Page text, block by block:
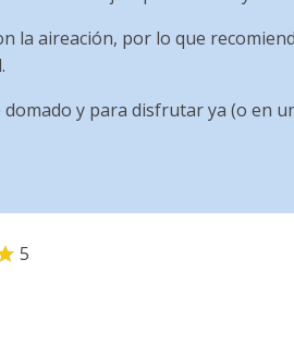
la aireación, por lo que
y para disfrutar ya (o en
5